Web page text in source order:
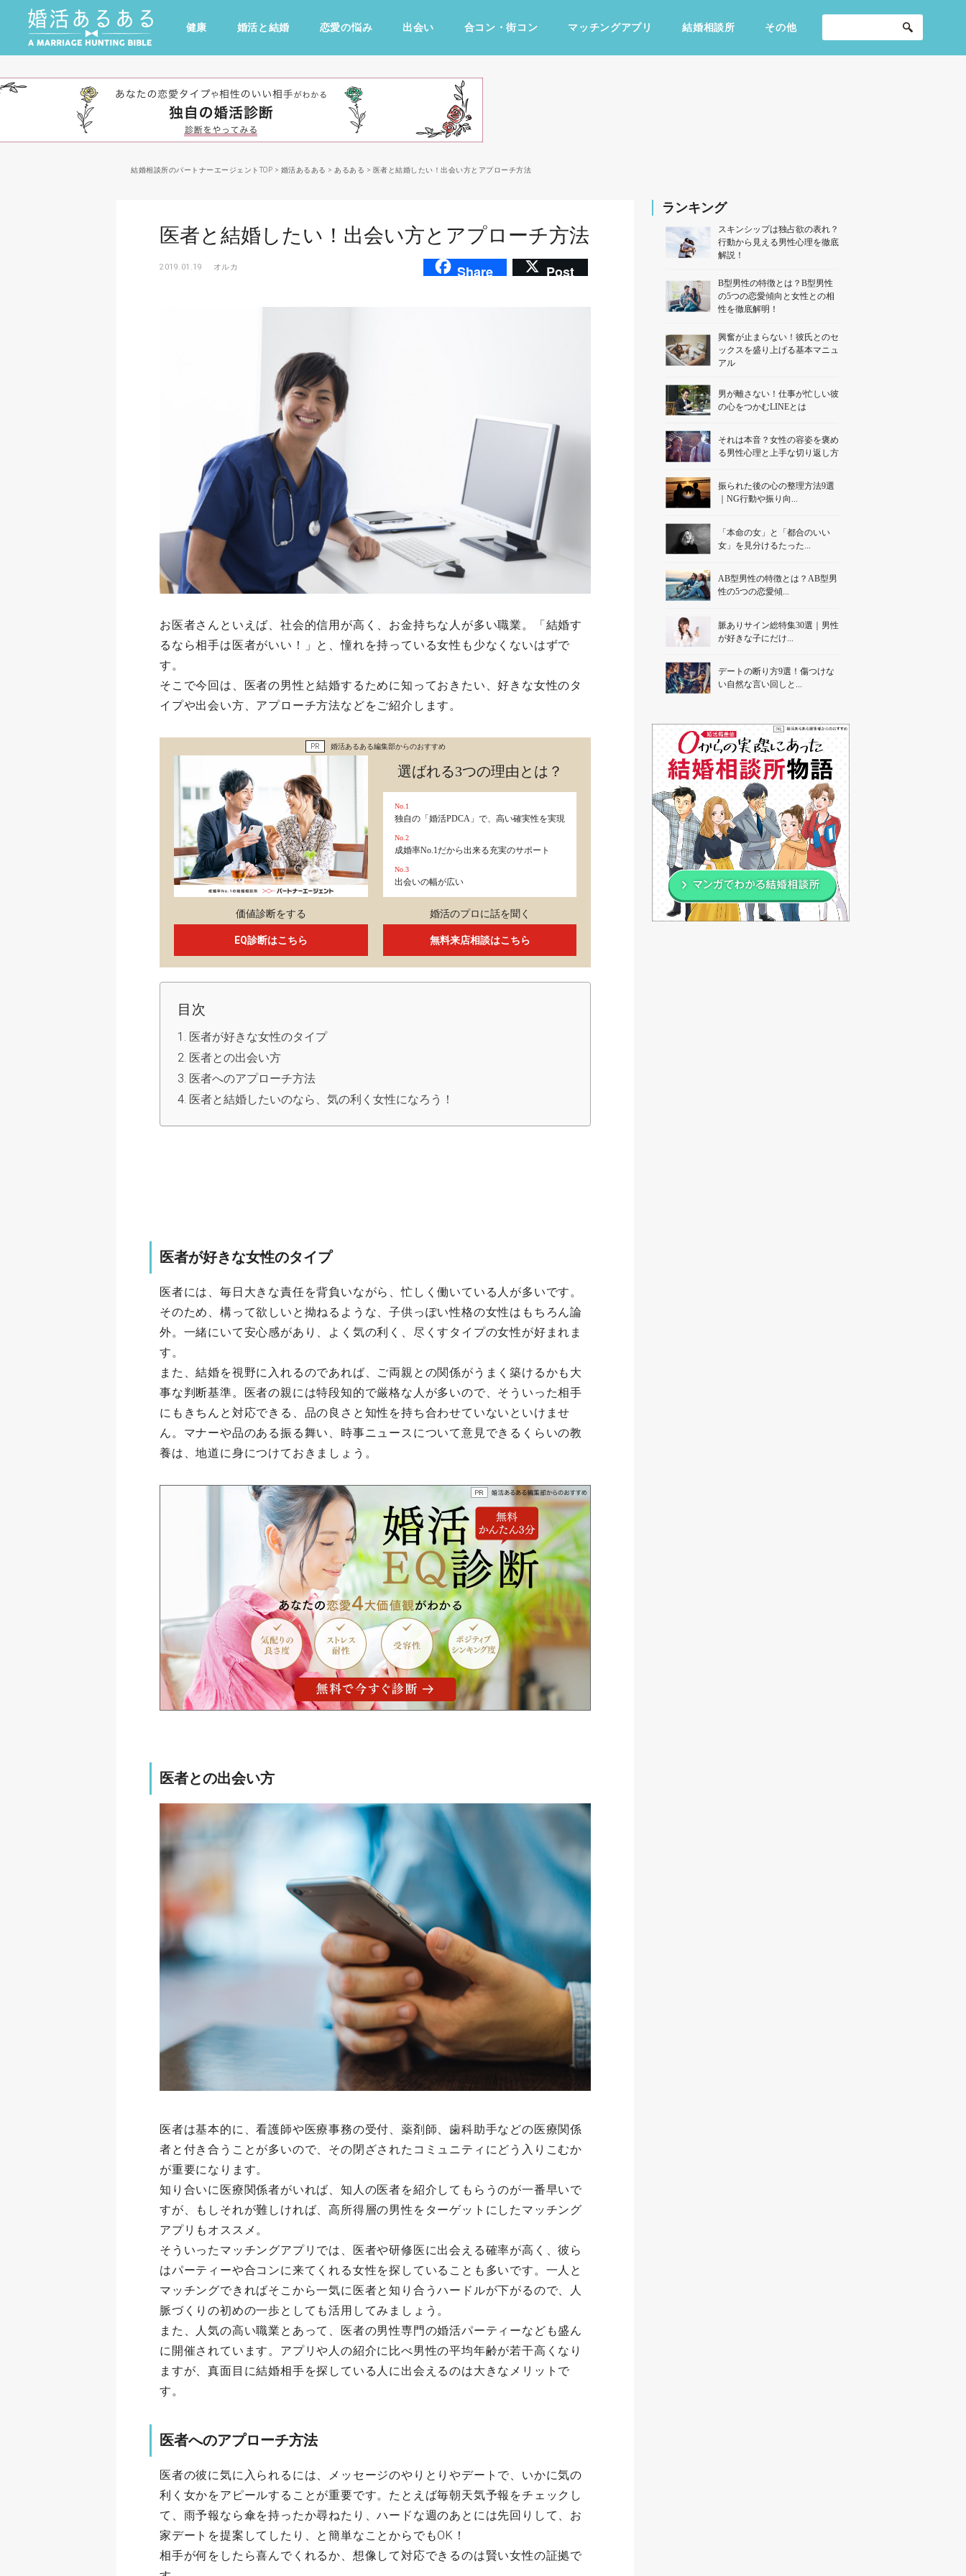
健康 婚活と結婚 恋愛の悩み 出会い 合コン・街コン マッチングアプリ 結婚相談所 その他
心の処方箋 カルチャー・トレンド・芸能
結婚相談所のパートナーエージェントTOP > 婚活あるある > あるある > 医者と結婚したい！出会い方とアプローチ方法
医者と結婚したい！出会い方とアプローチ方法
2019.01.19 オルカ Share Post
お医者さんといえば、社会的信用が高く、お金持ちな人が多い職業。「結婚す
るなら相手は医者がいい！」と、憧れを持っている女性も少なくないはずで
す。
そこで今回は、医者の男性と結婚するために知っておきたい、好きな女性のタ
イプや出会い方、アプローチ方法などをご紹介します。
PR 婚活あるある編集部からのおすすめ
価値診断をする
EQ診断はこちら
選ばれる3つの理由とは？
No.1
独自の「婚活PDCA」で、高い確実性を実現
No.2
成婚率No.1だから出来る充実のサポート
No.3
出会いの幅が広い
婚活のプロに話を聞く
無料来店相談はこちら
目次
医者が好きな女性のタイプ
医者との出会い方
医者へのアプローチ方法
医者と結婚したいのなら、気の利く女性になろう！
医者が好きな女性のタイプ
医者には、毎日大きな責任を背負いながら、忙しく働いている人が多いです。
そのため、構って欲しいと拗ねるような、子供っぽい性格の女性はもちろん論
外。一緒にいて安心感があり、よく気の利く、尽くすタイプの女性が好まれま
す。
また、結婚を視野に入れるのであれば、ご両親との関係がうまく築けるかも大
事な判断基準。医者の親には特段知的で厳格な人が多いので、そういった相手
にもきちんと対応できる、品の良さと知性を持ち合わせていないといけませ
ん。マナーや品のある振る舞い、時事ニュースについて意見できるくらいの教
養は、地道に身につけておきましょう。
医者との出会い方
医者は基本的に、看護師や医療事務の受付、薬剤師、歯科助手などの医療関係
者と付き合うことが多いので、その閉ざされたコミュニティにどう入りこむか
が重要になります。
知り合いに医療関係者がいれば、知人の医者を紹介してもらうのが一番早いで
すが、もしそれが難しければ、高所得層の男性をターゲットにしたマッチング
アプリもオススメ。
そういったマッチングアプリでは、医者や研修医に出会える確率が高く、彼ら
はパーティーや合コンに来てくれる女性を探していることも多いです。一人と
マッチングできればそこから一気に医者と知り合うハードルが下がるので、人
脈づくりの初めの一歩としても活用してみましょう。
また、人気の高い職業とあって、医者の男性専門の婚活パーティーなども盛ん
に開催されています。アプリや人の紹介に比べ男性の平均年齢が若干高くなり
ますが、真面目に結婚相手を探している人に出会えるのは大きなメリットで
す。
医者へのアプローチ方法
医者の彼に気に入られるには、メッセージのやりとりやデートで、いかに気の
利く女かをアピールすることが重要です。たとえば毎朝天気予報をチェックし
て、雨予報なら傘を持ったか尋ねたり、ハードな週のあとには先回りして、お
家デートを提案してしたり、と簡単なことからでもOK！
相手が何をしたら喜んでくれるか、想像して対応できるのは賢い女性の証拠で
ランキング
スキンシップは独占欲の表れ？
行動から見える男性心理を徹底
解説！
B型男性の特徴とは？B型男性
の5つの恋愛傾向と女性との相
性を徹底解明！
興奮が止まらない！彼氏とのセ
ックスを盛り上げる基本マニュ
アル
男が離さない！仕事が忙しい彼
の心をつかむLINEとは
それは本音？女性の容姿を褒め
る男性心理と上手な切り返し方
振られた後の心の整理方法9選
｜NG行動や振り向...
「本命の女」と「都合のいい
女」を見分けるたった...
AB型男性の特徴とは？AB型男
性の5つの恋愛傾...
脈ありサイン総特集30選｜男性
が好きな子にだけ...
デートの断り方9選！傷つけな
い自然な言い回しと...